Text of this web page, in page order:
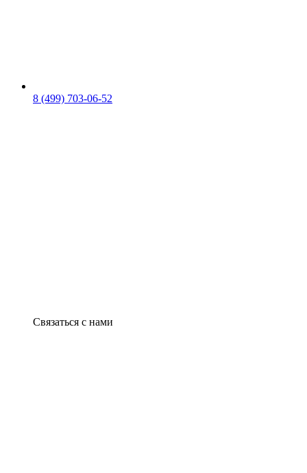
8 (499) 703-06-52
Связаться с нами